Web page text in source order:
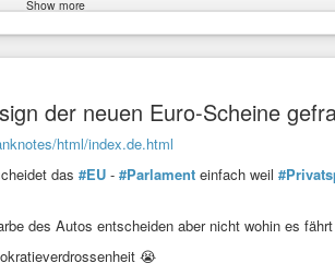
#Antifaschismus #Kommunismus #Europa
der Extremisten nicht“
Kowalczuk im Gespräch über klebrige Ostalgie,
Show more
der neuen Euro-Scheine
html/index.de.html
das #EU - #Parlament einfach weil
des Autos entscheiden aber nicht wohin es
😭